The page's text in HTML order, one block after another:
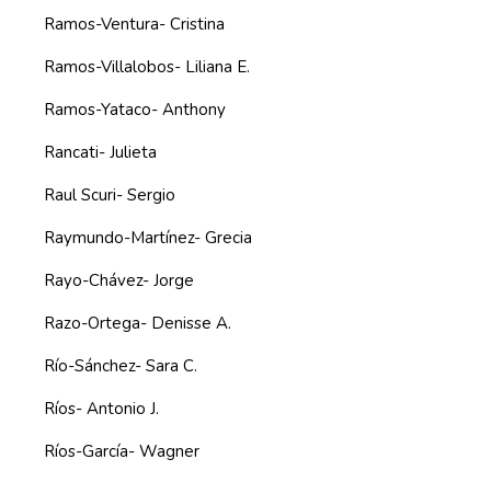
Ramos-Ventura- Cristina
Ramos-Villalobos- Liliana E.
Ramos-Yataco- Anthony
Rancati- Julieta
Raul Scuri- Sergio
Raymundo-Martínez- Grecia
Rayo-Chávez- Jorge
Razo-Ortega- Denisse A.
Río-Sánchez- Sara C.
Ríos- Antonio J.
Ríos-García- Wagner